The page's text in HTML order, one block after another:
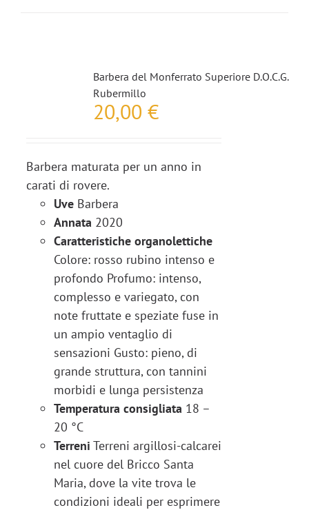
Barbera del Monferrato Superiore D.O.C.G.
Rubermillo
20,00 €
Barbera maturata per un anno in
carati di rovere.
UveBarbera
Annata 2020
Caratteristiche organolettiche
Colore: rosso rubino intenso e
profondo Profumo: intenso,
complesso e variegato, con
note fruttate e speziate fuse in
un ampio ventaglio di
sensazioni Gusto: pieno, di
grande struttura, con tannini
morbidi e lunga persistenza
Temperatura consigliata 18 –
20 °C
Terreni Terreni argillosi-calcarei
nel cuore del Bricco Santa
Maria, dove la vite trova le
condizioni ideali per esprimere